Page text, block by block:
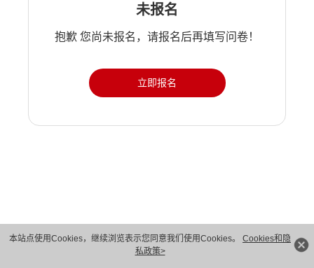
本站点使用Cookies，继续浏览表示您同意我们使用Cookies。 Cookies和隐
私政策>
未报名
抱歉 您尚未报名，请报名后再填写问卷！
立即报名
版权所有 © 华为技术有限公司 1998-2026。 保留一切权利。粤A2-20044005号
隐私保护
法律声明